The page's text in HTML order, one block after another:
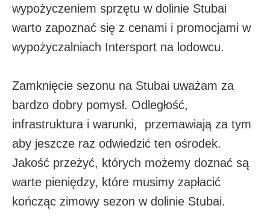
wypożyczeniem sprzętu w dolinie Stubai
warto zapoznać się z cenami i promocjami w
wypożyczalniach Intersport na lodowcu.
Zamknięcie sezonu na Stubai uważam za
bardzo dobry pomysł. Odległość,
infrastruktura i warunki, przemawiają za tym
aby jeszcze raz odwiedzić ten ośrodek.
Jakość przeżyć, których możemy doznać są
warte pieniędzy, które musimy zapłacić
kończąc zimowy sezon w dolinie Stubai.